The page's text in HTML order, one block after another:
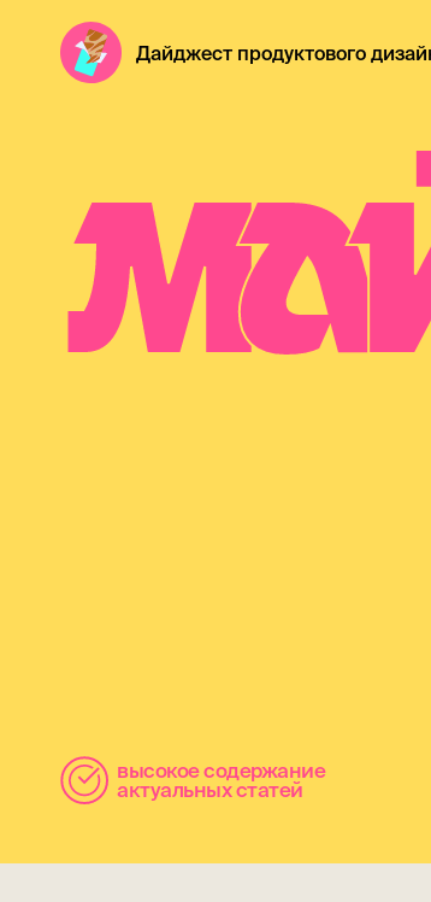
Дайджест продуктового
МА
высокое содержание
актуальных статей